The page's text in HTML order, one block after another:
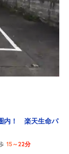
内！ 楽天生命パ
15～22分